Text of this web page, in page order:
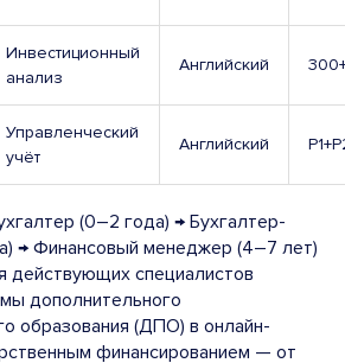
Инвестиционный
анализ
Английский
Управленческий
учёт
Английский
(0–2 года) → Бухгалтер-
→ Финансовый менеджер (4–7 лет)
действующих специалистов
дополнительного
образования (ДПО) в онлайн-
финансированием — от